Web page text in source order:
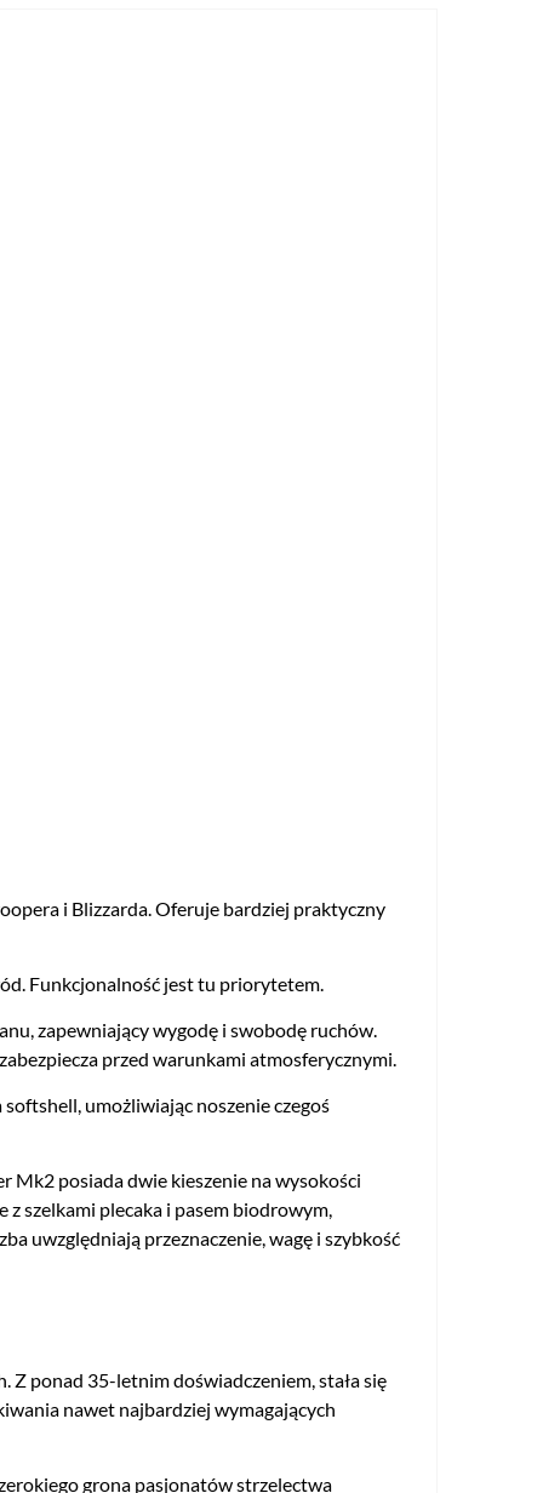
i Blizzarda. Oferuje bardziej praktyczny
Funkcjonalność jest tu priorytetem.
zapewniający wygodę i swobodę ruchów.
przed warunkami atmosferycznymi.
umożliwiając noszenie czegoś
Mk2 posiada dwie kieszenie na wysokości
szelkami plecaka i pasem biodrowym,
uwzględniają przeznaczenie, wagę i szybkość
Z ponad 35-letnim doświadczeniem, stała się
nawet najbardziej wymagających
grona pasjonatów strzelectwa